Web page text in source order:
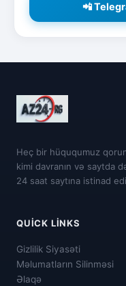
📲
Heç bir hüququmuz
kimi davranın və saytda
24 saat saytına istinad
QUICK LINKS
Gizlilik Siyasəti
Məlumatların Silinməsi
Əlaqə